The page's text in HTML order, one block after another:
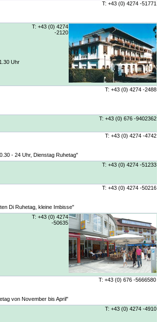
T: +43 (0) 4274 -51771
T: +43 (0) 4274
-2120
Uhr
T: +43 (0) 4274 -2488
T: +43 (0) 676 -9402362
T: +43 (0) 4274 -4742
- 24 Uhr, Dienstag Ruhetag"
T: +43 (0) 4274 -51233
T: +43 (0) 4274 -50216
Di Ruhetag, kleine Imbisse"
T: +43 (0) 4274
-50635
T: +43 (0) 676 -5666580
von November bis April"
T: +43 (0) 4274 -4910